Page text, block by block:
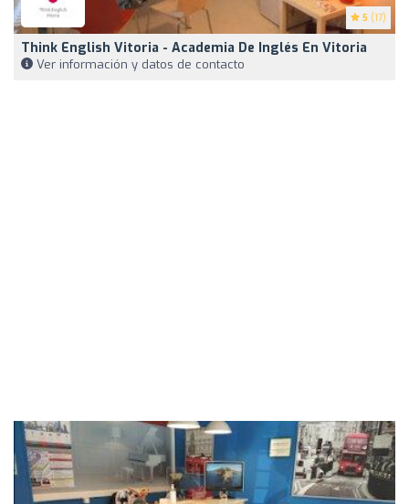
5 (17)
Think English Vitoria - Academia De Inglés En Vitoria
Ver información y datos de contacto